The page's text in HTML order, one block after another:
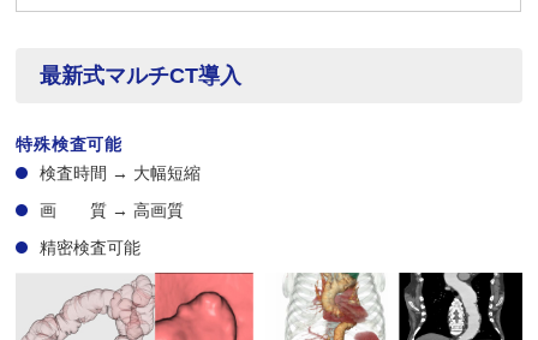
最新式マルチCT導入
特殊検査可能
検査時間 → 大幅短縮
画 質 → 高画質
精密検査可能